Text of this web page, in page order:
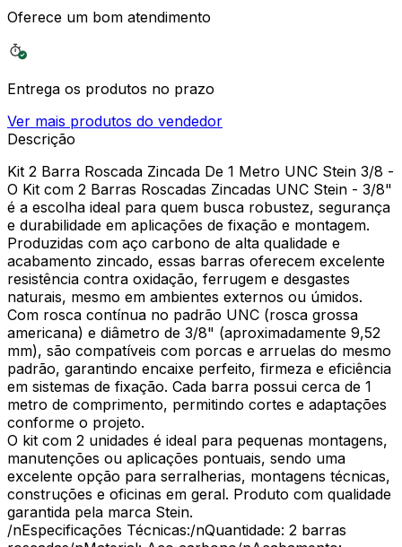
Oferece um bom atendimento
Entrega os produtos no prazo
Ver mais produtos do vendedor
Descrição
Kit 2 Barra Roscada Zincada De 1 Metro UNC Stein 3/8 -
O Kit com 2 Barras Roscadas Zincadas UNC Stein - 3/8"
é a escolha ideal para quem busca robustez, segurança
e durabilidade em aplicações de fixação e montagem.
Produzidas com aço carbono de alta qualidade e
acabamento zincado, essas barras oferecem excelente
resistência contra oxidação, ferrugem e desgastes
naturais, mesmo em ambientes externos ou úmidos.
Com rosca contínua no padrão UNC (rosca grossa
americana) e diâmetro de 3/8" (aproximadamente 9,52
mm), são compatíveis com porcas e arruelas do mesmo
padrão, garantindo encaixe perfeito, firmeza e eficiência
em sistemas de fixação. Cada barra possui cerca de 1
metro de comprimento, permitindo cortes e adaptações
conforme o projeto.
O kit com 2 unidades é ideal para pequenas montagens,
manutenções ou aplicações pontuais, sendo uma
excelente opção para serralherias, montagens técnicas,
construções e oficinas em geral. Produto com qualidade
garantida pela marca Stein.
/nEspecificações Técnicas:/nQuantidade: 2 barras